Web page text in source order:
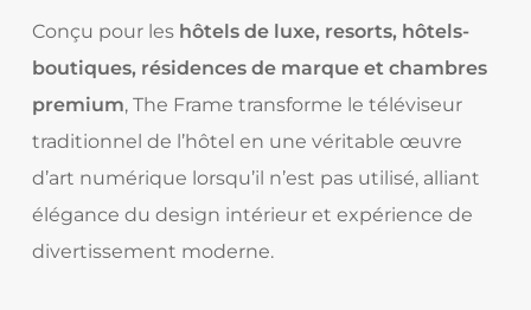
Conçu pour les hôtels de luxe, resorts, hôtels-
boutiques, résidences de marque et chambres
premium, The Frame transforme le téléviseur
traditionnel de l’hôtel en une véritable œuvre
d’art numérique lorsqu’il n’est pas utilisé, alliant
élégance du design intérieur et expérience de
divertissement moderne.